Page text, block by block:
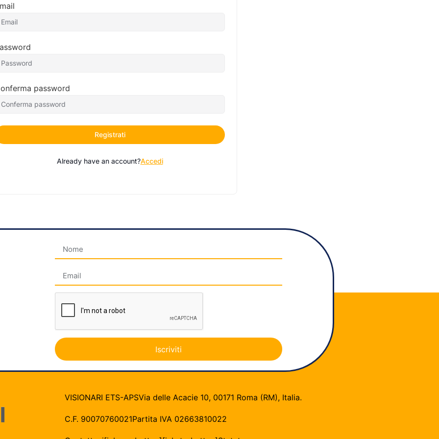
password
Registrati
Already have an account?Accedi
Iscriviti
VISIONARI ETS-APSVia delle Acacie 10, 00171 Roma (RM), Italia.
C.F. 90070760021Partita IVA 02663810022